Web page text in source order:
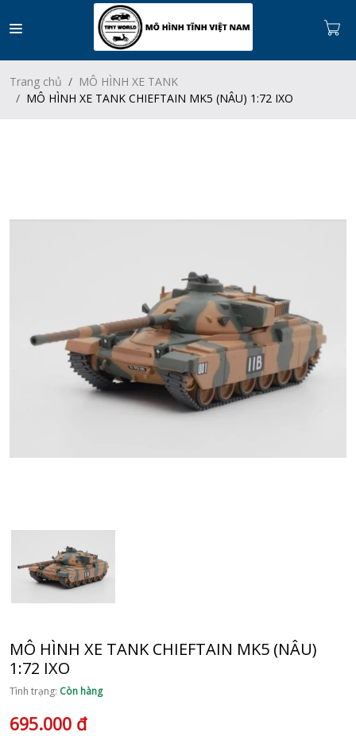
Trang chủ
MÔ HÌNH XE TANK
MÔ HÌNH XE TANK CHIEFTAIN MK5 (NÂU) 1:72 IXO
MÔ HÌNH XE TANK CHIEFTAIN MK5 (NÂU)
1:72 IXO
Tình trạng: Còn hàng
695.000 đ